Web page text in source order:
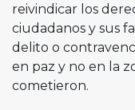
reivindicar los
ciudadanos y sus
delito o
en paz y no en la
cometieron.